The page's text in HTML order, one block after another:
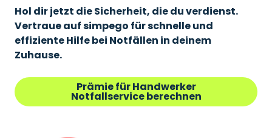
Hol dir jetzt die Sicherheit, die du verdienst.
Vertraue auf simpego für schnelle und
effiziente Hilfe bei Notfällen in deinem
Zuhause.
Prämie für Handwerker
Notfallservice berechnen